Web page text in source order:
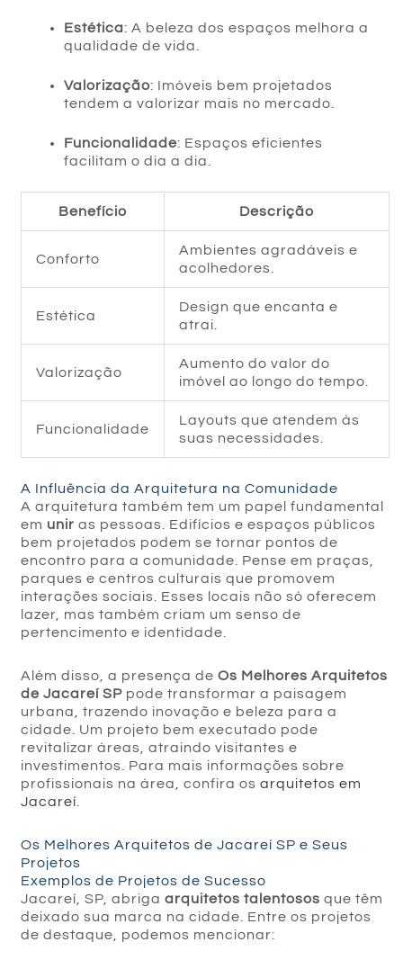
Estética: A beleza dos espaços melhora a
qualidade de vida.
Valorização: Imóveis bem projetados
tendem a valorizar mais no mercado.
Funcionalidade: Espaços eficientes
facilitam o dia a dia.
Benefício Descrição
Conforto
Ambientes agradáveis e
acolhedores.
Estética
Design que encanta e
atrai.
Valorização
Aumento do valor do
imóvel ao longo do tempo.
Funcionalidade
Layouts que atendem às
suas necessidades.
A Influência da Arquitetura na Comunidade
A arquitetura também tem um papel fundamental
em unir as pessoas. Edifícios e espaços públicos
bem projetados podem se tornar pontos de
encontro para a comunidade. Pense em praças,
parques e centros culturais que promovem
interações sociais. Esses locais não só oferecem
lazer, mas também criam um senso de
pertencimento e identidade.
Além disso, a presença deOs Melhores Arquitetos
de Jacareí SP pode transformar a paisagem
urbana, trazendo inovação e beleza para a
cidade. Um projeto bem executado pode
revitalizar áreas, atraindo visitantes e
investimentos. Para mais informações sobre
profissionais na área, confira osarquitetos em
Jacareí
Os Melhores Arquitetos de Jacareí SP e Seus
Projetos
Exemplos de Projetos de Sucesso
Jacareí, SP, abrigaarquitetos talentosos que têm
deixado sua marca na cidade. Entre os projetos
de destaque, podemos mencionar: